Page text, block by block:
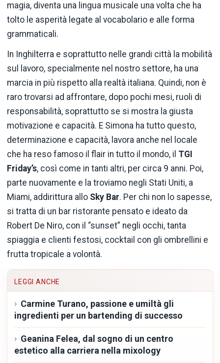
magia, diventa una lingua musicale una volta che ha
tolto le asperità legate al vocabolario e alle forma
grammaticali.
In Inghilterra e soprattutto nelle grandi città la mobilità
sul lavoro, specialmente nel nostro settore, ha una
marcia in più rispetto alla realtà italiana. Quindi, non è
raro trovarsi ad affrontare, dopo pochi mesi, ruoli di
responsabilità, soprattutto se si mostra la giusta
motivazione e capacità. E Simona ha tutto questo,
determinazione e capacità, lavora anche nel locale
che ha reso famoso il flair in tutto il mondo, il TGI
Friday’s, così come in tanti altri, per circa 9 anni. Poi,
parte nuovamente e la troviamo negli Stati Uniti, a
Miami, addirittura allo Sky Bar. Per chi non lo sapesse,
si tratta di un bar ristorante pensato e ideato da
Robert De Niro, con il “sunset” negli occhi, tanta
spiaggia e clienti festosi, cocktail con gli ombrellini e
frutta tropicale a volontà.
LEGGI ANCHE
Carmine Turano, passione e umiltà gli
ingredienti per un bartending di successo
Geanina Felea, dal sogno di un centro
estetico alla carriera nella mixology